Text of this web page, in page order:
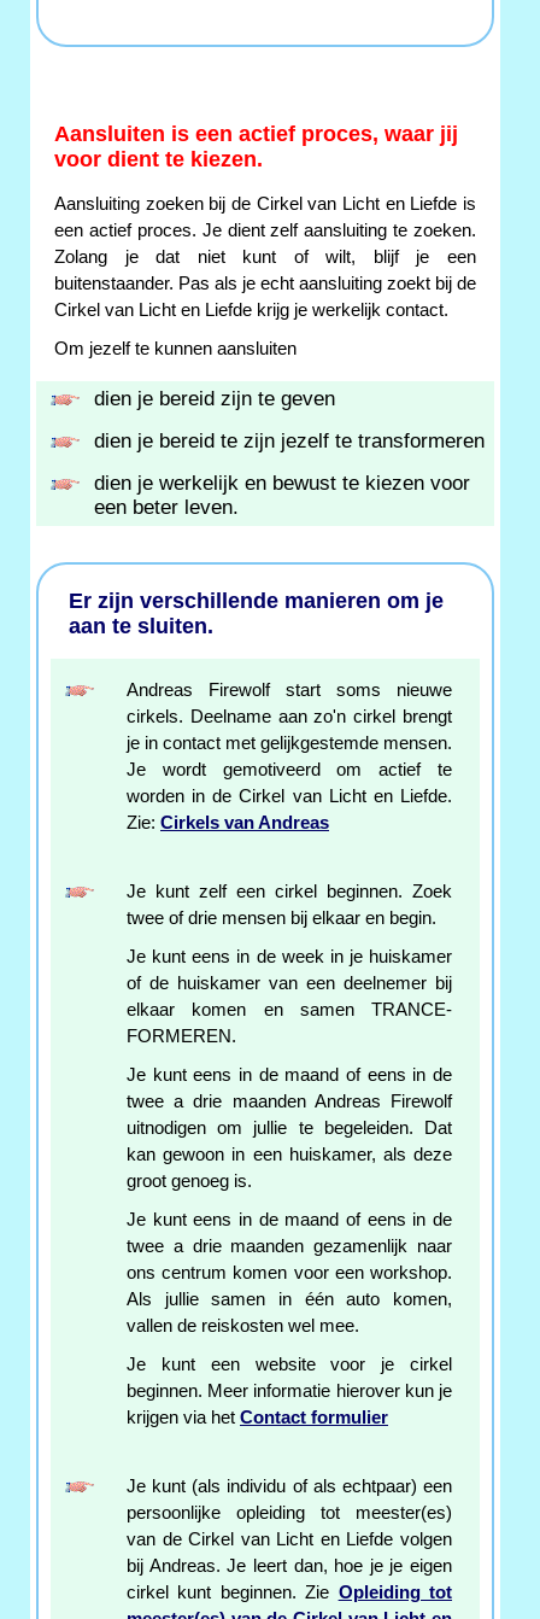
Aansluiten is een actief proces, waar jij
voor dient te kiezen.
Aansluiting zoeken bij de Cirkel van Licht en Liefde is
een actief proces. Je dient zelf aansluiting te zoeken.
Zolang je dat niet kunt of wilt, blijf je een
buitenstaander. Pas als je echt aansluiting zoekt bij de
Cirkel van Licht en Liefde krijg je werkelijk contact.
Om jezelf te kunnen aansluiten
dien je bereid zijn te geven
dien je bereid te zijn jezelf te transformeren
dien je werkelijk en bewust te kiezen voor
een beter leven.
Er zijn verschillende manieren om je
aan te sluiten.
Andreas Firewolf start soms nieuwe
cirkels. Deelname aan zo'n cirkel brengt
je in contact met gelijkgestemde mensen.
Je wordt gemotiveerd om actief te
worden in de Cirkel van Licht en Liefde.
Zie: Cirkels van Andreas
Je kunt zelf een cirkel beginnen. Zoek
twee of drie mensen bij elkaar en begin.
Je kunt eens in de week in je huiskamer
of de huiskamer van een deelnemer bij
elkaar komen en samen TRANCE-
FORMEREN.
Je kunt eens in de maand of eens in de
twee a drie maanden Andreas Firewolf
uitnodigen om jullie te begeleiden. Dat
kan gewoon in een huiskamer, als deze
groot genoeg is.
Je kunt eens in de maand of eens in de
twee a drie maanden gezamenlijk naar
ons centrum komen voor een workshop.
Als jullie samen in één auto komen,
vallen de reiskosten wel mee.
Je kunt een website voor je cirkel
beginnen. Meer informatie hierover kun je
krijgen via het Contact formulier
Je kunt (als individu of als echtpaar) een
persoonlijke opleiding tot meester(es)
van de Cirkel van Licht en Liefde volgen
bij Andreas. Je leert dan, hoe je je eigen
cirkel kunt beginnen. Zie Opleiding tot